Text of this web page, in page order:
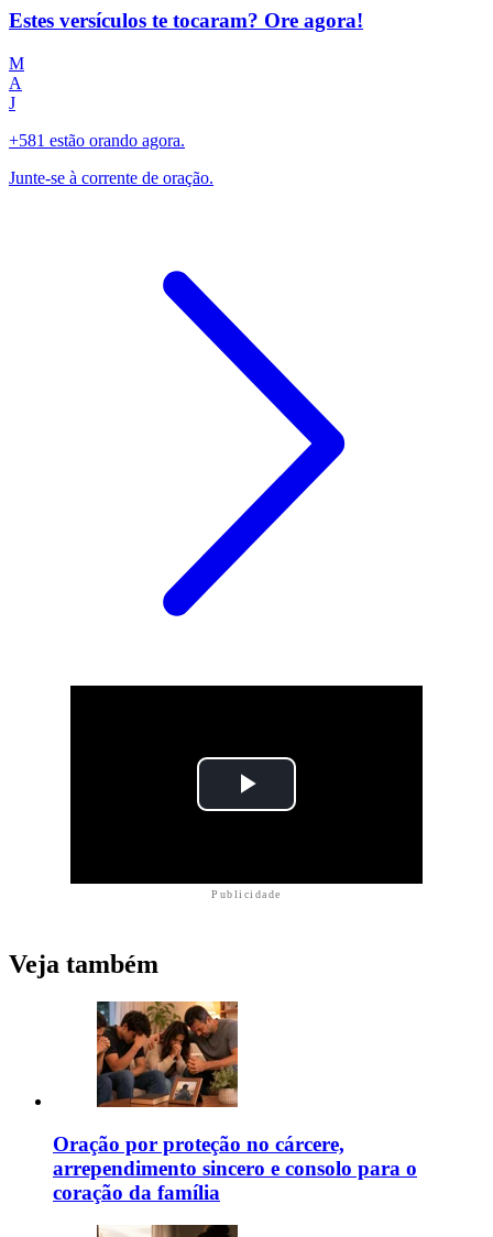
Estes versículos te tocaram? Ore agora!
M
A
J
+581 estão orando agora.
Junte-se à corrente de oração.
Publicidade
Veja também
Oração por proteção no cárcere,
arrependimento sincero e consolo para o
coração da família